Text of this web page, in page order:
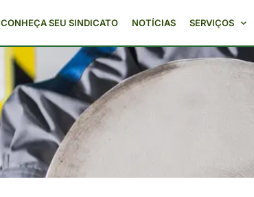
CONHEÇA SEU SINDICATO NOTÍCIAS SERVIÇOS